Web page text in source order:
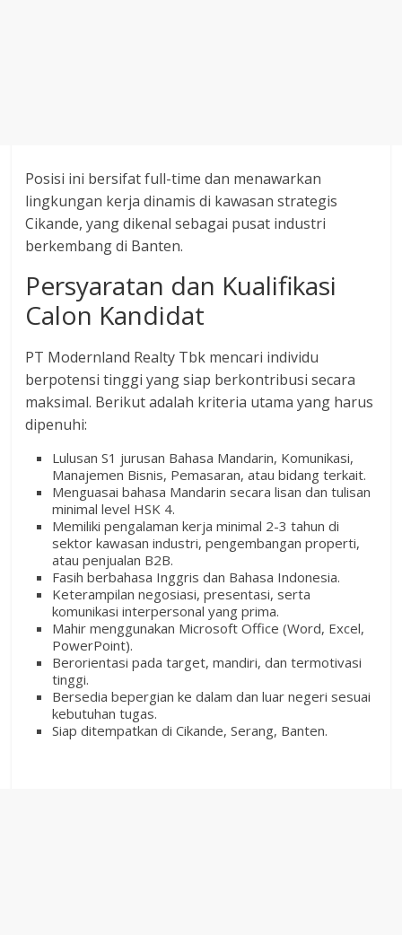
Posisi ini bersifat full-time dan menawarkan
lingkungan kerja dinamis di kawasan strategis
Cikande, yang dikenal sebagai pusat industri
berkembang di Banten.
Persyaratan dan Kualifikasi
Calon Kandidat
PT Modernland Realty Tbk mencari individu
berpotensi tinggi yang siap berkontribusi secara
maksimal. Berikut adalah kriteria utama yang harus
dipenuhi:
Lulusan S1 jurusan Bahasa Mandarin, Komunikasi,
Manajemen Bisnis, Pemasaran, atau bidang terkait.
Menguasai bahasa Mandarin secara lisan dan tulisan
minimal level HSK 4.
Memiliki pengalaman kerja minimal 2-3 tahun di
sektor kawasan industri, pengembangan properti,
atau penjualan B2B.
Fasih berbahasa Inggris dan Bahasa Indonesia.
Keterampilan negosiasi, presentasi, serta
komunikasi interpersonal yang prima.
Mahir menggunakan Microsoft Office (Word, Excel,
PowerPoint).
Berorientasi pada target, mandiri, dan termotivasi
tinggi.
Bersedia bepergian ke dalam dan luar negeri sesuai
kebutuhan tugas.
Siap ditempatkan di Cikande, Serang, Banten.